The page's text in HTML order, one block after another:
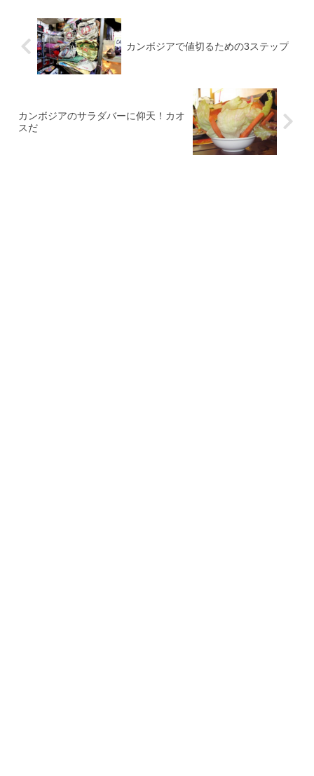
カンボジアで値切るための3ステップ
カンボジアのサラダバーに仰天！カオ
スだ